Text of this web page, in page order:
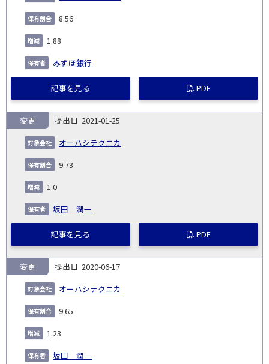
8.56
1.88
みずほ銀行
記事を見る PDF
2021-01-25
オーハシテクニカ
変更
9.73
1.0
坂田 潤一
記事を見る PDF
2020-06-17
オーハシテクニカ
変更
9.65
1.23
坂田 潤一